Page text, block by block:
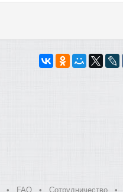
• FAQ • Сотрудничество •